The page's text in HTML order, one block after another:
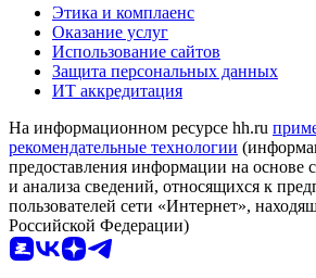
Этика и комплаенс
Оказание услуг
Использование сайтов
Защита персональных данных
ИТ аккредитация
На информационном ресурсе hh.ru
рекомендательные технологии
предоставления информации на основе
и анализа сведений, относящихся к
пользователей сети «Интернет»,
Российской Федерации)